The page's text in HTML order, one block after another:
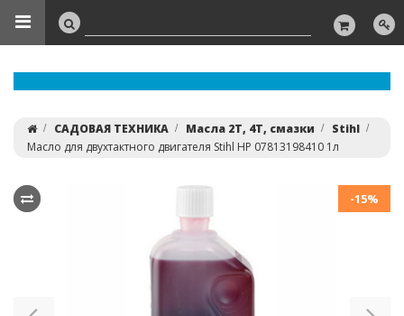
САДОВАЯ ТЕХНИКА Масла 2Т, 4T, смазки
Stihl
Масло для двухтактного двигателя Stihl HP 07813198410 1л
-15%